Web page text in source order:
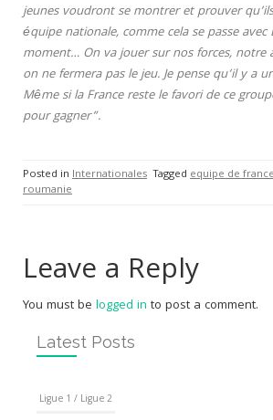
jeunes voudront se montrer et prouver
équipe nationale, comme cela se passe avec
moment… On va jouer sur nos forces, notre
on ne fermera pas le jeu. Je pense qu’il y a
Même si la France reste le favori de ce
pour gagner”.
Posted in Internationales Tagged equipe de
roumanie
Leave a Reply
You must be logged in to post a comment.
Latest Posts
Ligue 1 / Ligue 2